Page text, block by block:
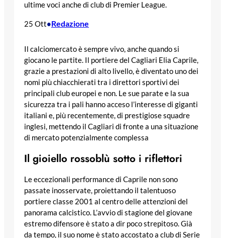
ultime voci anche di club di Premier League.
25 Ott•Redazione
Il calciomercato è sempre vivo, anche quando si
giocano le partite. Il portiere del Cagliari Elia Caprile,
grazie a prestazioni di alto livello, è diventato uno dei
nomi più chiacchierati tra i direttori sportivi dei
principali club europei e non. Le sue parate e la sua
sicurezza tra i pali hanno acceso l’interesse di giganti
italiani e, più recentemente, di prestigiose squadre
inglesi, mettendo il Cagliari di fronte a una situazione
di mercato potenzialmente complessa
Il gioiello rossoblù sotto i riflettori
Le eccezionali performance di Caprile non sono
passate inosservate, proiettando il talentuoso
portiere classe 2001 al centro delle attenzioni del
panorama calcistico. L’avvio di stagione del giovane
estremo difensore è stato a dir poco strepitoso. Già
da tempo, il suo nome è stato accostato a club di Serie